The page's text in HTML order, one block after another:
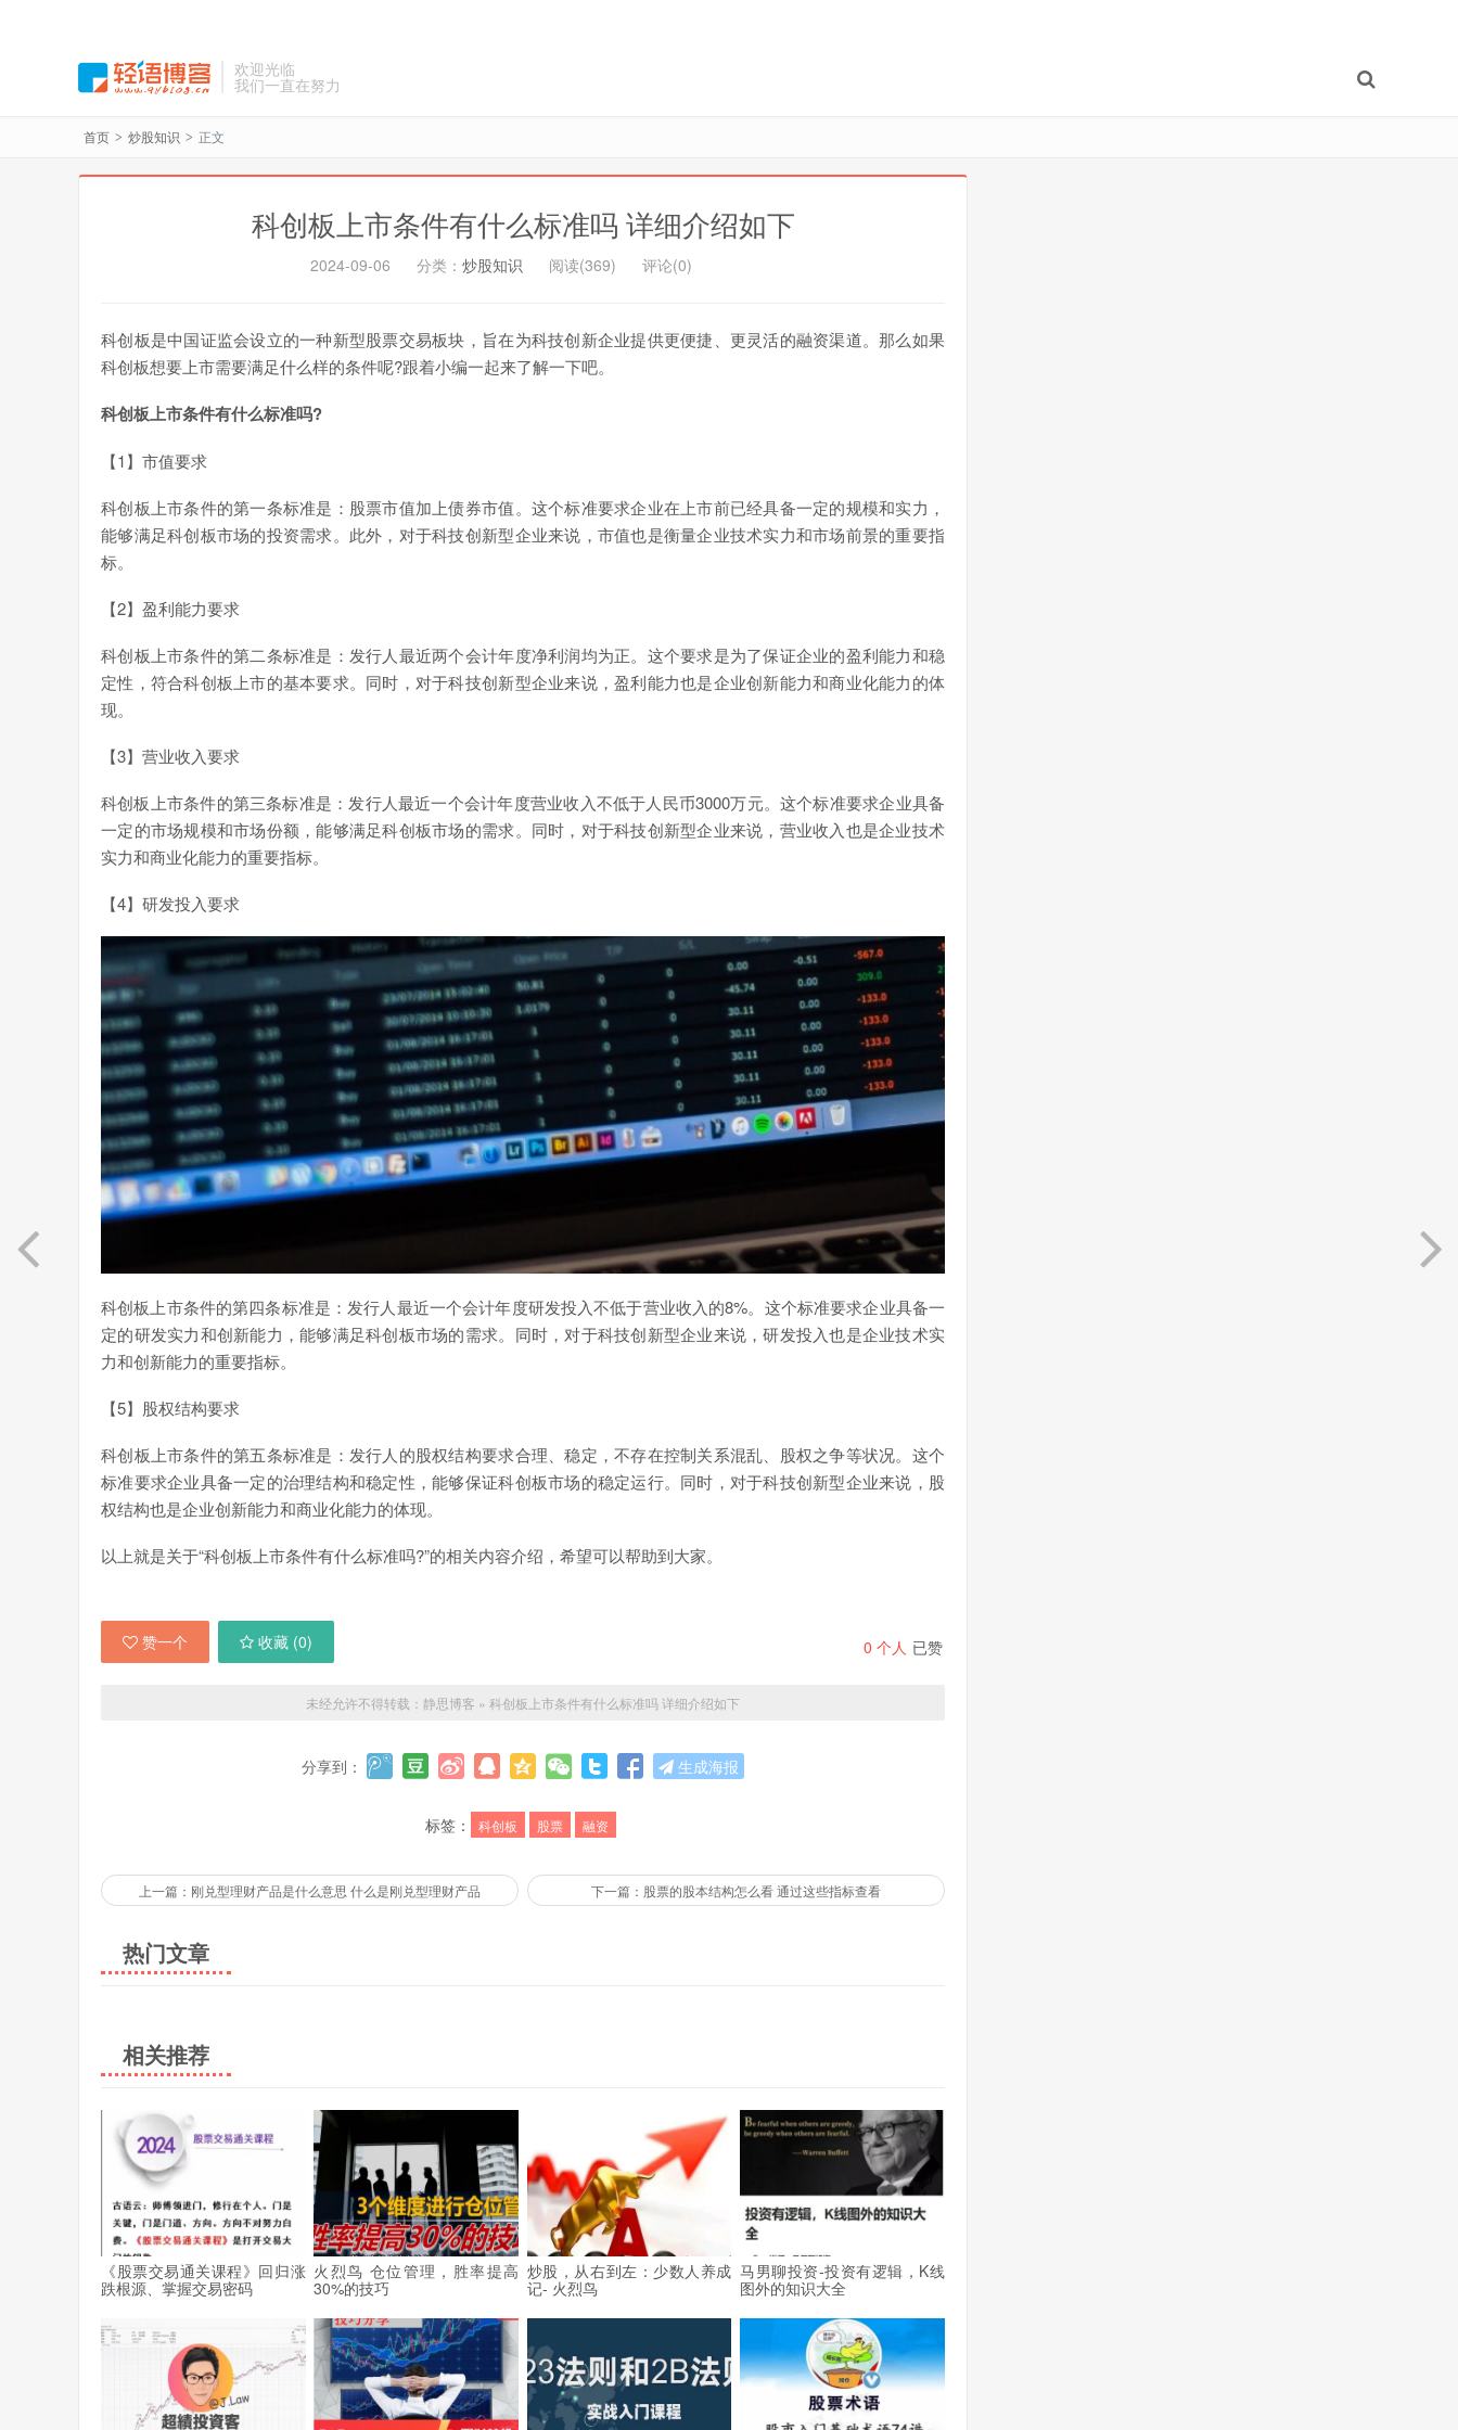
欢迎光临
我们一直在努力
首页 > 炒股知识 > 正文
科创板上市条件有什么标准吗 详细介绍如下
2024-09-06 分类： 炒股知识 阅读(369) 评论(0)
科创板是中国证监会设立的一种新型股票交易板块，旨在为科技创新企业提供更便捷、更灵活的融资渠道。那么如果
科创板想要上市需要满足什么样的条件呢?跟着小编一起来了解一下吧。
科创板上市条件有什么标准吗?
【1】市值要求
科创板上市条件的第一条标准是：股票市值加上债券市值。这个标准要求企业在上市前已经具备一定的规模和实力，
能够满足科创板市场的投资需求。此外，对于科技创新型企业来说，市值也是衡量企业技术实力和市场前景的重要指
标。
【2】盈利能力要求
科创板上市条件的第二条标准是：发行人最近两个会计年度净利润均为正。这个要求是为了保证企业的盈利能力和稳
定性，符合科创板上市的基本要求。同时，对于科技创新型企业来说，盈利能力也是企业创新能力和商业化能力的体
现。
【3】营业收入要求
科创板上市条件的第三条标准是：发行人最近一个会计年度营业收入不低于人民币3000万元。这个标准要求企业具备
一定的市场规模和市场份额，能够满足科创板市场的需求。同时，对于科技创新型企业来说，营业收入也是企业技术
实力和商业化能力的重要指标。
【4】研发投入要求
科创板上市条件的第四条标准是：发行人最近一个会计年度研发投入不低于营业收入的8%。这个标准要求企业具备一
定的研发实力和创新能力，能够满足科创板市场的需求。同时，对于科技创新型企业来说，研发投入也是企业技术实
力和创新能力的重要指标。
【5】股权结构要求
科创板上市条件的第五条标准是：发行人的股权结构要求合理、稳定，不存在控制关系混乱、股权之争等状况。这个
标准要求企业具备一定的治理结构和稳定性，能够保证科创板市场的稳定运行。同时，对于科技创新型企业来说，股
权结构也是企业创新能力和商业化能力的体现。
以上就是关于“科创板上市条件有什么标准吗?”的相关内容介绍，希望可以帮助到大家。
0 个人 已赞
赞一个 收藏 (0)
未经允许不得转载： 静思博客 » 科创板上市条件有什么标准吗 详细介绍如下
分享到： 生成海报
标签： 科创板 股票 融资
上一篇：刚兑型理财产品是什么意思 什么是刚兑型理财产品 下一篇：股票的股本结构怎么看 通过这些指标查看
热门文章
相关推荐
《股票交易通关课程》回归涨
跌根源、掌握交易密码
火烈鸟 仓位管理，胜率提高
30%的技巧
炒股，从右到左：少数人养成
记- 火烈鸟
马男聊投资-投资有逻辑，K线
图外的知识大全